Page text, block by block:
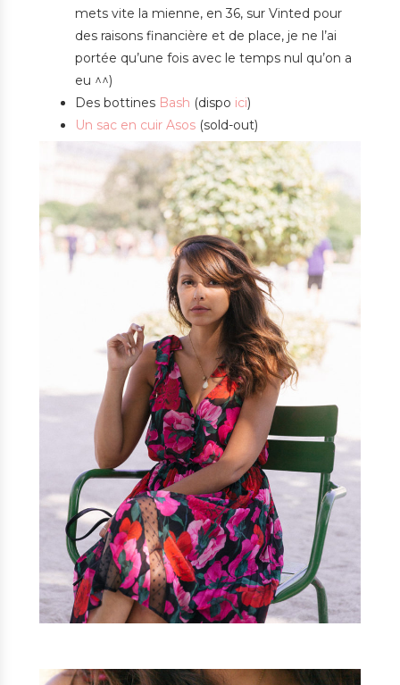
mets vite la mienne, en 36, sur Vinted pour
des raisons financière et de place, je ne l’ai
portée qu’une fois avec le temps nul qu’on a
eu ^^)
Des bottines Bash (dispo ici)
Un sac en cuir Asos (sold-out)